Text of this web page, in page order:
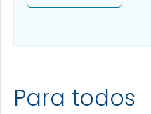
Para todos